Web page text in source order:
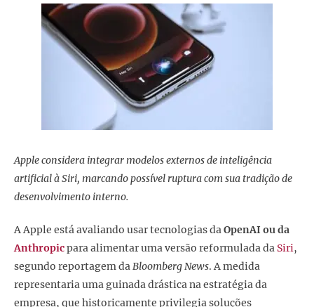
Apple considera integrar modelos externos de inteligência
artificial à Siri, marcando possível ruptura com sua tradição de
desenvolvimento interno.
A Apple está avaliando usar tecnologias daOpenAI ou da
Anthropicpara alimentar uma versão reformulada da Siri,
segundo reportagem daBloomberg News. A medida
representaria uma guinada drástica na estratégia da
empresa, que historicamente privilegia soluções